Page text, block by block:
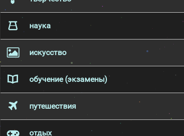
наука
искусство
обучение (экзамены)
путешествия
отдых